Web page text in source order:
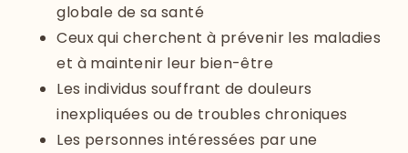
globale de sa santé
Ceux qui cherchent à prévenir les maladies
et à maintenir leur bien-être
Les individus souffrant de douleurs
inexpliquées ou de troubles chroniques
Les personnes intéressées par une